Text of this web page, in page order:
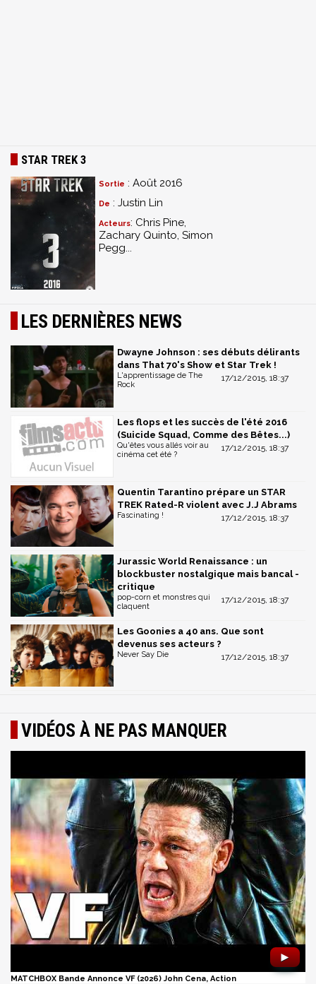
STAR TREK 3
Sortie : Août 2016
De : Justin Lin
Acteurs: Chris Pine,
Zachary Quinto, Simon
Pegg...
LES DERNIÈRES NEWS
Dwayne Johnson : ses débuts délirants
dans That 70's Show et Star Trek !
17/12/2015, 18:37
L'apprentissage de The
Rock
Les flops et les succès de l'été 2016
(Suicide Squad, Comme des Bêtes...)
17/12/2015, 18:37
Qu'êtes vous allés voir au
cinéma cet été ?
Quentin Tarantino prépare un STAR
TREK Rated-R violent avec J.J Abrams
17/12/2015, 18:37
Fascinating !
Jurassic World Renaissance : un
blockbuster nostalgique mais bancal -
critique
17/12/2015, 18:37
pop-corn et monstres qui
claquent
Les Goonies a 40 ans. Que sont
devenus ses acteurs ?
17/12/2015, 18:37
Never Say Die
VIDÉOS À NE PAS MANQUER
►
MATCHBOX Bande Annonce VF (2026) John Cena, Action